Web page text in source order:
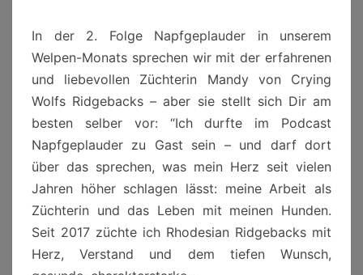
ZÜCHTERIN_TEIL
1
In der 2. Folge Napfgeplauder in unserem
Welpen-Monats sprechen wir mit der erfahrenen
und liebevollen Züchterin Mandy von Crying
Wolfs Ridgebacks – aber sie stellt sich Dir am
besten selber vor: “Ich durfte im Podcast
Napfgeplauder zu Gast sein – und darf dort
über das sprechen, was mein Herz seit vielen
Jahren höher schlagen lässt: meine Arbeit als
Züchterin und das Leben mit meinen Hunden.
Seit 2017 züchte ich Rhodesian Ridgebacks mit
Herz, Verstand und dem tiefen Wunsch,